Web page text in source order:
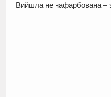
Вийшла не нафарбована –